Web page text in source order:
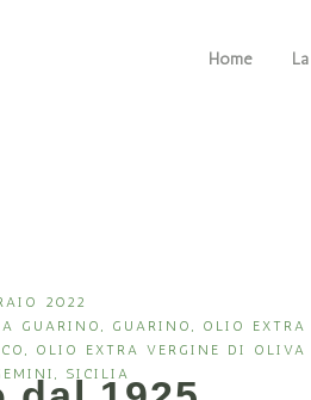
Home
2022
GUARINO , GUARINO , OLIO
, OLIO EXTRA VERGINE DI
, SICILIA